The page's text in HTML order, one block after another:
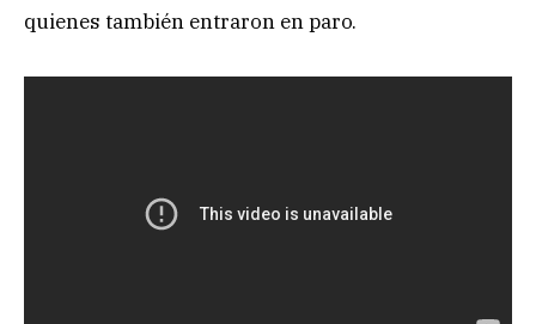
quienes también entraron en paro.